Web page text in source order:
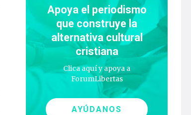
Apoya el periodismo
que construye la
alternativa cultural
cristiana
Clica aquí y apoya a
ForumLibertas
AYÚDANOS